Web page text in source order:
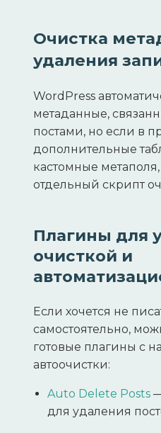
Очистка
удаления
WordPress
метаданные,
постами, но если в
дополнительные
кастомные метаполя,
отдельный скрипт
Плагины для
очисткой и
Если хочется не
самостоятельно,
готовые плагины с
автоочистки:
Auto Delete Posts
для удаления